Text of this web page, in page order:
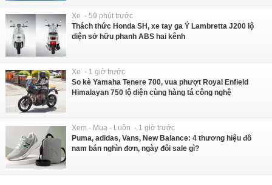
Xe - 59 phút trước
Thách thức Honda SH, xe tay ga Ý Lambretta J200 lộ
diện sở hữu phanh ABS hai kênh
Xe - 1 giờ trước
So kè Yamaha Tenere 700, vua phượt Royal Enfield
Himalayan 750 lộ diện cùng hàng tá công nghệ
Xem - Mua - Luôn - 1 giờ trước
Puma, adidas, Vans, New Balance: 4 thương hiệu đồ
nam bán nghìn đơn, ngày đôi sale gì?